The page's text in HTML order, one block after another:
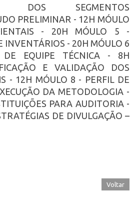
DOS SEGMENTOS
PRELIMINAR - 12H MÓULO
- 20H MÓULO 5 -
INVENTÁRIOS - 20H MÓULO 6
DE EQUIPE TÉCNICA - 8H
E VALIDAÇÃO DOS
- 12H MÓULO 8 - PERFIL DE
DA METODOLOGIA -
PARA AUDITORIA -
DE DIVULGAÇÃO –
Voltar